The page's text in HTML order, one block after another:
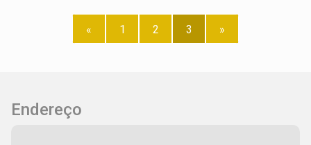
« 1 2 3 »
Endereço